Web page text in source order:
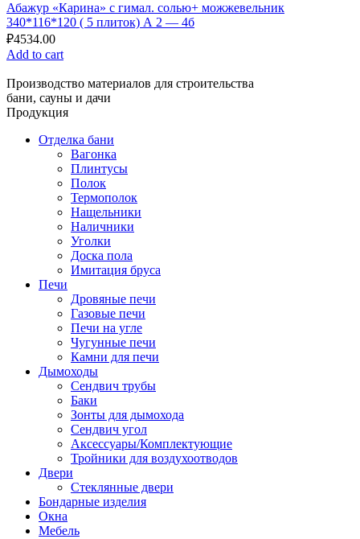
Абажур «Карина» с гимал. солью+ можжевельник
340*116*120 ( 5 плиток) А 2 — 4б
₽4534.00
Add to cart
Производство материалов для строительства
бани, сауны и дачи
Продукция
Отделка бани
Вагонка
Плинтусы
Полок
Термополок
Нащельники
Наличники
Уголки
Доска пола
Имитация бруса
Печи
Дровяные печи
Газовые печи
Печи на угле
Чугунные печи
Камни для печи
Дымоходы
Сендвич трубы
Баки
Зонты для дымохода
Сендвич угол
Аксессуары/Комплектующие
Тройники для воздухоотводов
Двери
Стеклянные двери
Бондарные изделия
Окна
Мебель